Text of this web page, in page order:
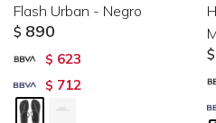
Flash Urban - Negro
$ 890
$ 623
$ 712
$